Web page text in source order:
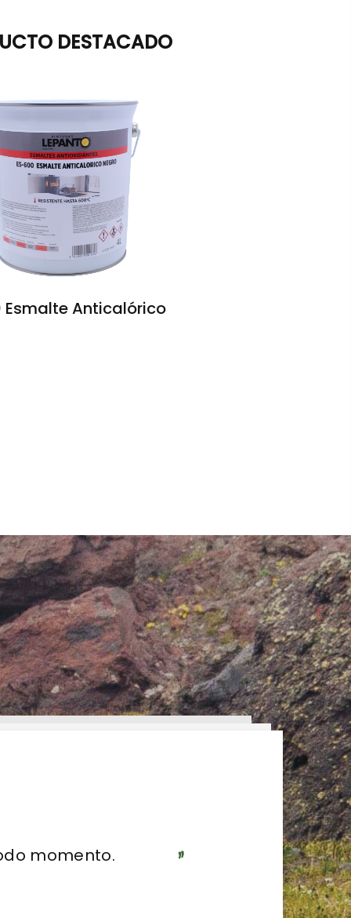
DESTACADO
Esmalte Anticalórico
momento.